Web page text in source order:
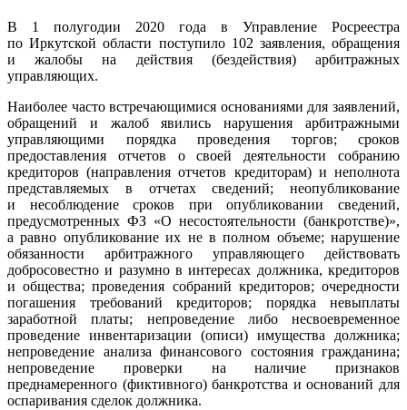
В 1 полугодии 2020 года в Управление Росреестра
по Иркутской области поступило 102 заявления, обращения
и жалобы на действия (бездействия) арбитражных
управляющих.
Наиболее часто встречающимися основаниями для заявлений,
обращений и жалоб явились нарушения арбитражными
управляющими порядка проведения торгов; сроков
предоставления отчетов о своей деятельности собранию
кредиторов (направления отчетов кредиторам) и неполнота
представляемых в отчетах сведений; неопубликование
и несоблюдение сроков при опубликовании сведений,
предусмотренных ФЗ «О несостоятельности (банкротстве)»,
а равно опубликование их не в полном объеме; нарушение
обязанности арбитражного управляющего действовать
добросовестно и разумно в интересах должника, кредиторов
и общества; проведения собраний кредиторов; очередности
погашения требований кредиторов; порядка невыплаты
заработной платы; непроведение либо несвоевременное
проведение инвентаризации (описи) имущества должника;
непроведение анализа финансового состояния гражданина;
непроведение проверки на наличие признаков
преднамеренного (фиктивного) банкротства и оснований для
оспаривания сделок должника.